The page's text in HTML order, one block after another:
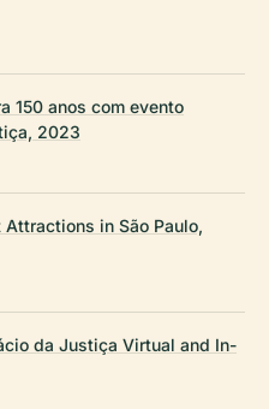
150 anos com evento
2023
in São Paulo,
da Justiça Virtual and In-